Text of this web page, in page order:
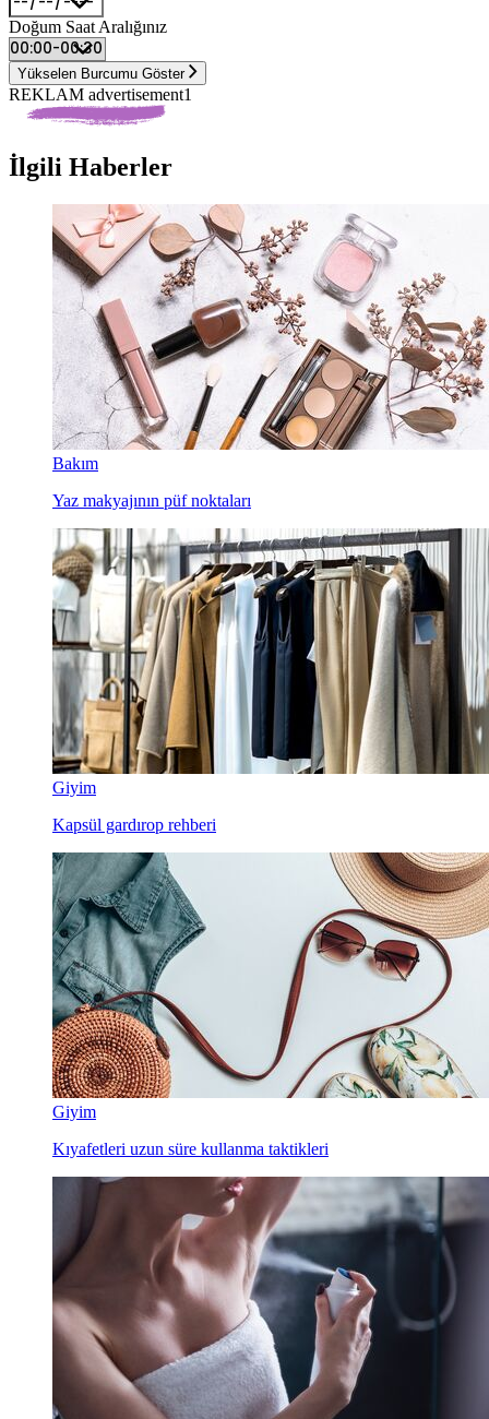
Doğum Saat Aralığınız
Yükselen Burcumu Göster
REKLAM advertisement1
İlgili Haberler
Bakım
Yaz makyajının püf noktaları
Giyim
Kapsül gardırop rehberi
Giyim
Kıyafetleri uzun süre kullanma taktikleri